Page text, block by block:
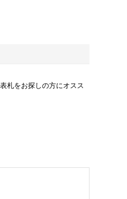
札をお探しの方にオスス